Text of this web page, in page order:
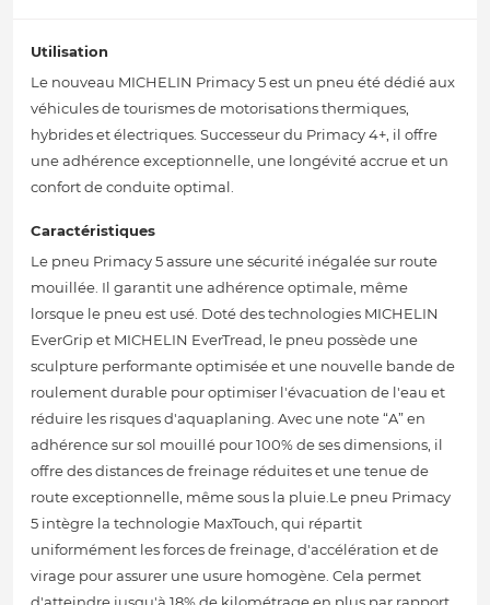
Utilisation
Le nouveau MICHELIN Primacy 5 est un pneu été dédié aux
véhicules de tourismes de motorisations thermiques,
hybrides et électriques. Successeur du Primacy 4+, il offre
une adhérence exceptionnelle, une longévité accrue et un
confort de conduite optimal.
Caractéristiques
Le pneu Primacy 5 assure une sécurité inégalée sur route
mouillée. Il garantit une adhérence optimale, même
lorsque le pneu est usé. Doté des technologies MICHELIN
EverGrip et MICHELIN EverTread, le pneu possède une
sculpture performante optimisée et une nouvelle bande de
roulement durable pour optimiser l'évacuation de l'eau et
réduire les risques d'aquaplaning. Avec une note “A” en
adhérence sur sol mouillé pour 100% de ses dimensions, il
offre des distances de freinage réduites et une tenue de
route exceptionnelle, même sous la pluie.Le pneu Primacy
5 intègre la technologie MaxTouch, qui répartit
uniformément les forces de freinage, d'accélération et de
virage pour assurer une usure homogène. Cela permet